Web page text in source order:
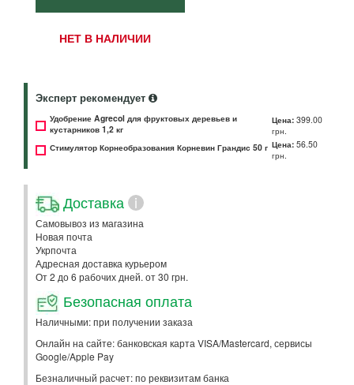
НЕТ В НАЛИЧИИ
Эксперт рекомендует
Удобрение Agrecol для фруктовых деревьев и
кустарников 1,2 кг
Цена: 399.00
грн.
Стимулятор Корнеобразования Корневин Грандис 50 г Цена: 56.50
грн.
Доставка i
Самовывоз из магазина
Новая почта
Укрпочта
Адресная доставка курьером
От 2 до 6 рабочих дней. от 30 грн.
Безопасная оплата
Наличными: при получении заказа
Онлайн на сайте: банковская карта VISA/Mastercard, сервисы
Google/Apple Pay
Безналичный расчет: по реквизитам банка